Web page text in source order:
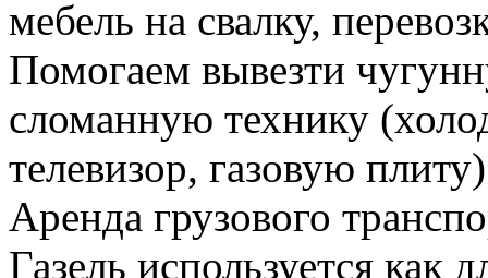
мебель на свалку,
Помогаем вывезти
сломанную технику
телевизор, газовую плиту)
Аренда грузового
Газель используется как